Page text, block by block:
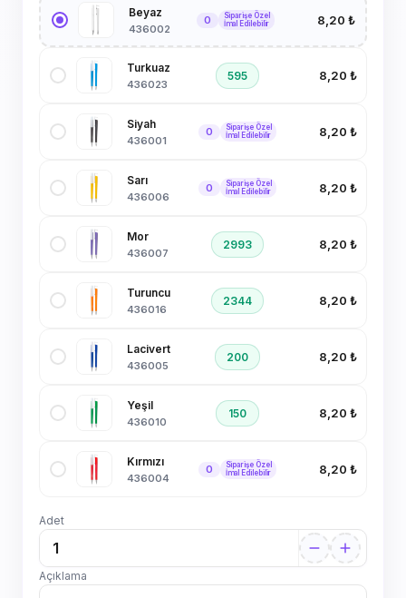
Beyaz
436002
0
Siparişe Özel
İmal Edilebilir
8,20 ₺
Turkuaz
436023
595 8,20 ₺
Siyah
436001
0
Siparişe Özel
İmal Edilebilir
8,20 ₺
Sarı
436006
0
Siparişe Özel
İmal Edilebilir
8,20 ₺
Mor
436007
2993 8,20 ₺
Turuncu
436016
2344 8,20 ₺
Lacivert
436005
200 8,20 ₺
Yeşil
436010
150 8,20 ₺
Kırmızı
436004
0
Siparişe Özel
İmal Edilebilir
8,20 ₺
Adet
Açıklama